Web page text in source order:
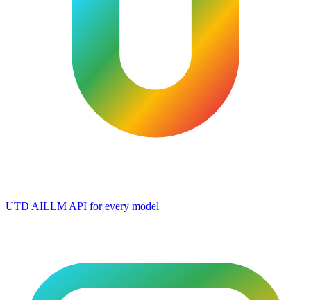
UTD AILLM API for every model